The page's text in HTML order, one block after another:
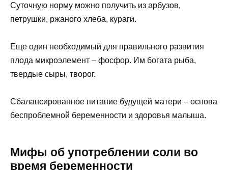
Суточную норму можно получить из арбузов,
петрушки, ржаного хлеба, кураги.
Еще один необходимый для правильного развития
плода микроэлемент – фосфор. Им богата рыба,
твердые сыры, творог.
Сбалансированное питание будущей матери – основа
беспроблемной беременности и здоровья малыша.
Мифы об употреблении соли во
время беременности